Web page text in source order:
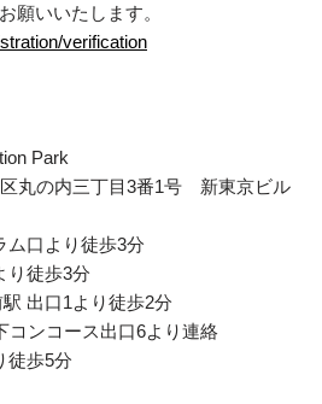
願いいたします。
verification
Park
丸の内三丁目3番1号 新東京ビル
ム口より徒歩3分
り徒歩3分
出口1より徒歩2分
コンコース出口6より連絡
徒歩5分